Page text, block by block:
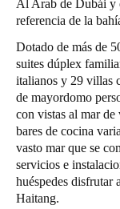
Switzerland
DeutschFrançais
United Kingdom
English
Ireland
English
France
Al Arab de Dubái y
referencia de la
Dotado de más de
suites dúplex
italianos y 29 villas
de mayordomo
con vistas al mar de
bares de cocina
vasto mar que se
servicios e
huéspedes disfrutar
Haitang.